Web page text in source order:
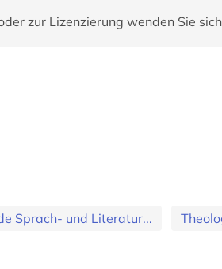
zur Lizenzierung wenden Sie
Sprach- und Literatur...